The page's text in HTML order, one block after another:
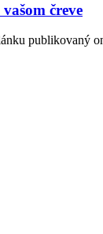
čreve
publikovaný